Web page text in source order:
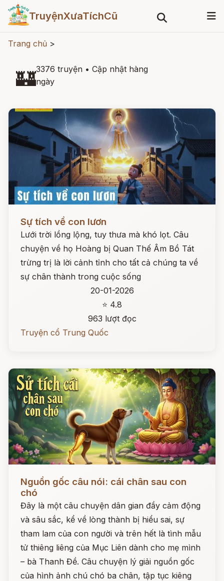
TruyệnXưaTíchCũ
Trang chủ >
🏰3376 truyện • Cập nhật hàng
ngày
Sự tích về con lươn
Lưới trời lồng lộng, tuy thưa mà khó lọt. Câu
chuyện về họ Hoàng bị Quan Thế Âm Bồ Tát
trừng trị là lời cảnh tỉnh cho tất cả chúng ta về
sự chân thành trong cuộc sống
20-01-2026
⭐ 4.8
963 lượt đọc
Truyện cổ Trung Quốc
Đọc ngay
Nguồn gốc câu nói: cái chân sau con
chó
Đây là một câu chuyện dân gian đầy cảm động
và sâu sắc, kể về lòng thành bị hiểu sai, sự
tham lam của con người và trên hết là tình mẫu
tử thiêng liêng của Mục Liên dành cho mẹ mình
– bà Thanh Đề. Câu chuyện lý giải nguồn gốc
của hình ảnh chú chó ba chân, tập tục kiêng